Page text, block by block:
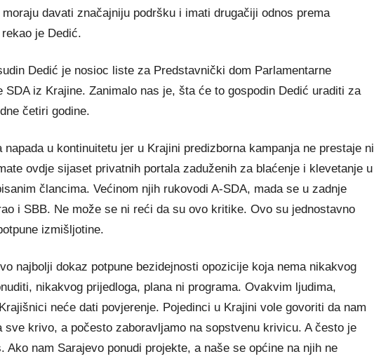
davati značajniju podršku i imati drugačiji odnos prema
je Dedić.
Dedić je nosioc liste za Predstavnički dom Parlamentarne
SDA iz Krajine. Zanimalo nas je, šta će to gospodin Dedić uraditi za
četiri godine.
napada u kontinuitetu jer u Krajini predizborna kampanja ne prestaje ni
ovdje sijaset privatnih portala zaduženih za blaćenje i klevetanje u
člancima. Većinom njih rukovodi A-SDA, mada se u zadnje
i SBB. Ne može se ni reći da su ovo kritike. Ovo su jednostavno
izmišljotine.
najbolji dokaz potpune bezidejnosti opozicije koja nema nikakvog
nikakvog prijedloga, plana ni programa. Ovakvim ljudima,
neće dati povjerenje. Pojedinci u Krajini vole govoriti da nam
sve krivo, a počesto zaboravljamo na sopstvenu krivicu. A često je
Ako nam Sarajevo ponudi projekte, a naše se općine na njih ne